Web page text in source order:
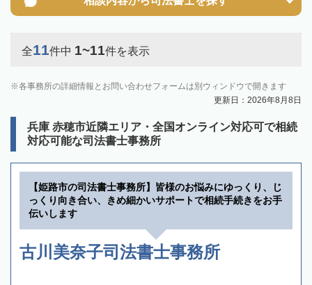
全11件中 1~11件を表示
各事務所の詳細情報とお問い合わせフォームは別ウィンドウで開きます
更新日：2026年8月8日
兵庫 赤穂市近隣エリア・全国オンライン対応可で相続
対応可能な司法書士事務所
【姫路市の司法書士事務所】皆様のお悩みにゆっくり、じ
っくり向き合い、きめ細かいサポートで相続手続きをお手
伝いします
古川美奈子司法書士事務所